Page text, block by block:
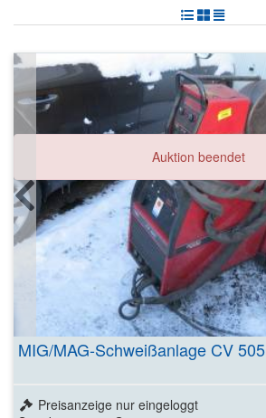
Auktion beendet
MIG/MAG-Schweißanlage CV 505
Preisanzeige nur eingeloggt